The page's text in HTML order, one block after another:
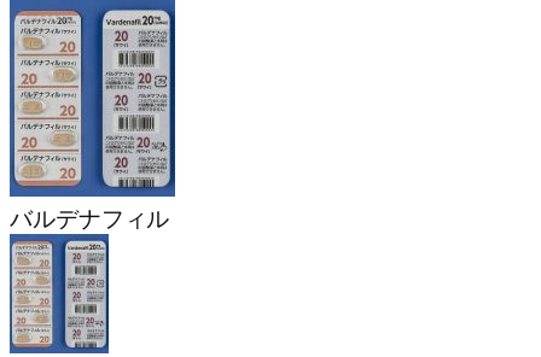
バルデナフィル